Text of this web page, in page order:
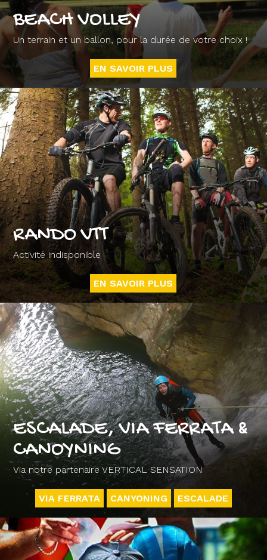
BEACH VOLLEY
Un terrain et un ballon, pour la durée de votre choix !
EN SAVOIR PLUS
RANDO VTT
Activité indisponible
EN SAVOIR PLUS
ESCALADE, VIA FERRATA &
CANOYNING
Via notre partenaire VERTICAL SENSATION
VIA FERRATA CANYONING ESCALADE